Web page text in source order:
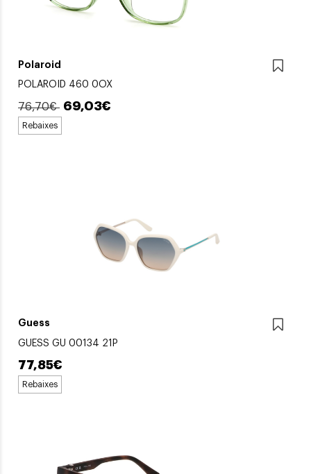
Polaroid
POLAROID 460 0OX
76,70€ 69,03€
Rebaixes
Guess
GUESS GU 00134 21P
77,85€
Rebaixes